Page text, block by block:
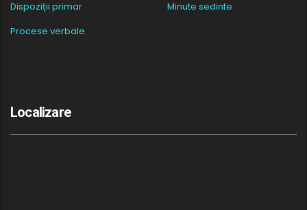
Dispoziții primar
Minute sedinte
Procese verbale
Localizare